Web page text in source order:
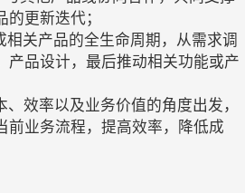
更新迭代；
关产品的全生命周期，从需求调
产品设计，最后推动相关功能或产
效率以及业务价值的角度出发，
前业务流程，提高效率，降低成